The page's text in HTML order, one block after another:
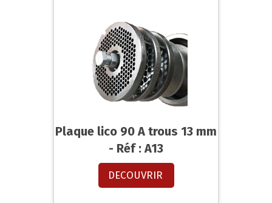
Plaque lico 90 A trous 13 mm
- Réf : A13
DECOUVRIR